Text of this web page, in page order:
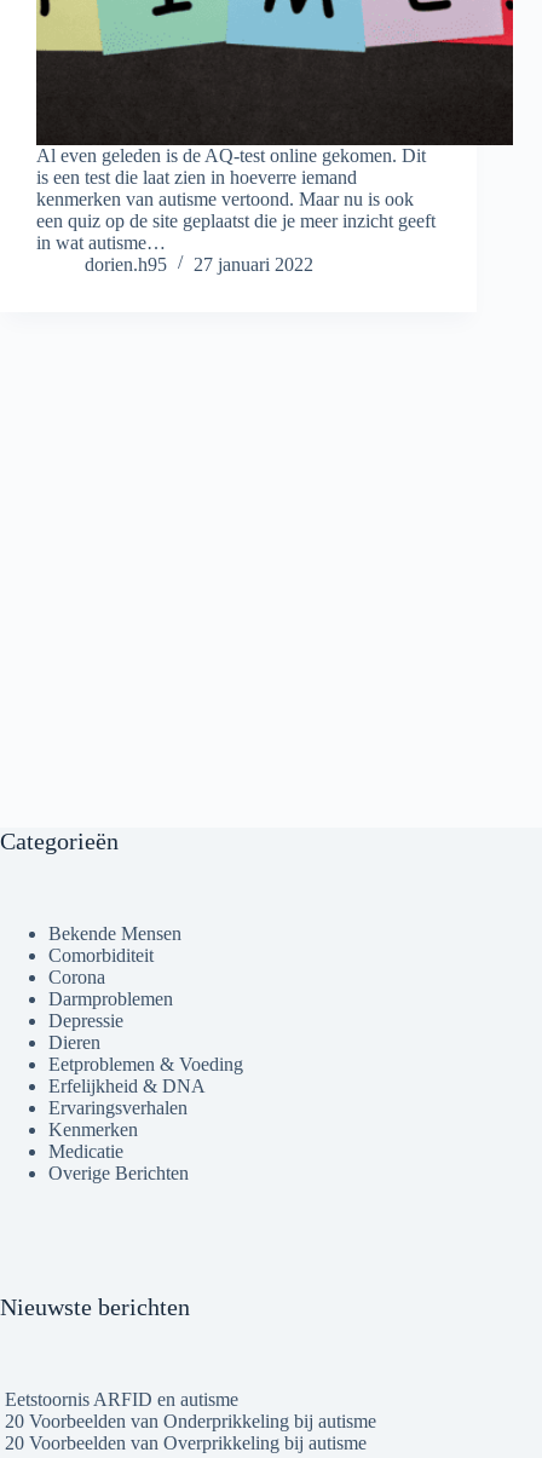
Al even geleden is de AQ-test online gekomen. Dit
is een test die laat zien in hoeverre iemand
kenmerken van autisme vertoond. Maar nu is ook
een quiz op de site geplaatst die je meer inzicht geeft
in wat autisme…
dorien.h95
27 januari 2022
Categorieën
Bekende Mensen
Comorbiditeit
Corona
Darmproblemen
Depressie
Dieren
Eetproblemen & Voeding
Erfelijkheid & DNA
Ervaringsverhalen
Kenmerken
Medicatie
Overige Berichten
Nieuwste berichten
Eetstoornis ARFID en autisme
20 Voorbeelden van Onderprikkeling bij autisme
20 Voorbeelden van Overprikkeling bij autisme